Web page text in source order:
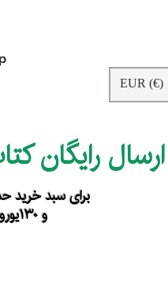
EUR (€)
ارسال رایگان
برای سبد خرید حداقل ۹۰ یورو
و ۱۳۰یورو خارج از اروپا